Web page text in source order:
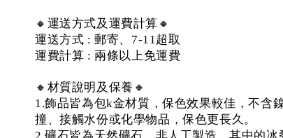
🔸運送方式及運費計算🔸
運送方式 : 郵寄、7-11超取
運費計算 : 兩條以上免運費
🔸材質說明及保養🔸
1.飾品皆為包k金材質，保色效果較佳，不含
撞、接觸水份或化學物品，保色更長久。